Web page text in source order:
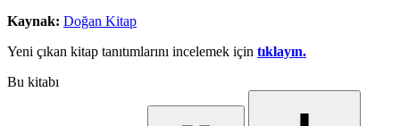
Kaynak: Doğan Kitap
Yeni çıkan kitap tanıtımlarını incelemek için tıklayın.
Bu kitabı